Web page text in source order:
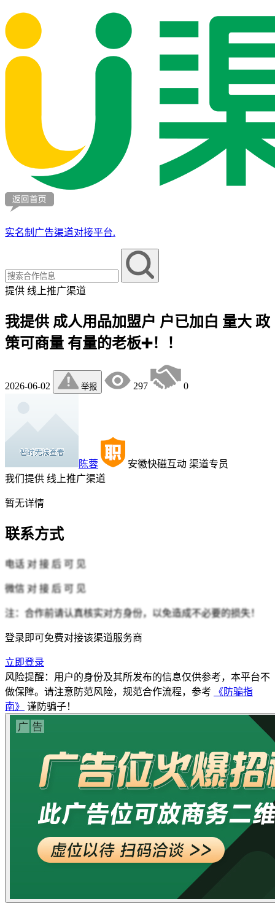
实名制广告渠道对接平台.
提供 线上推广渠道
我提供 成人用品加盟户 户已加白 量大 政
策可商量 有量的老板➕！！
2026-06-02 举报 297 0
陈蓉 安徽快磁互动 渠道专员
我们提供 线上推广渠道
暂无详情
联系方式
电话 对 接 后 可 见
微信 对 接 后 可 见
注：合作前请认真核实对方身份，以免造成不必要的损失！
登录即可免费对接该渠道服务商
立即登录
风险提醒：用户的身份及其所发布的信息仅供参考，本平台不
做保障。请注意防范风险，规范合作流程，参考
《防骗指
南》
谨防骗子！